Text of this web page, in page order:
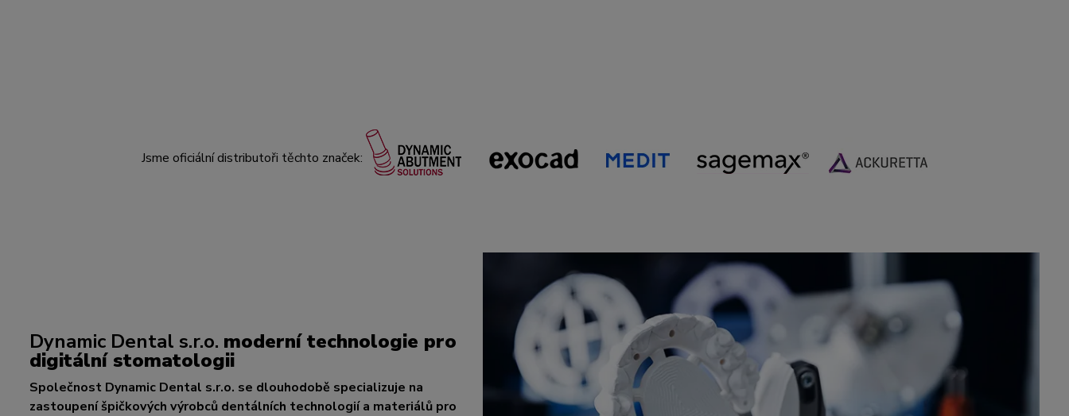
Jsme oficiální distributoři těchto značek:
Dynamic Dental s.r.o. moderní technologie pro
digitální stomatologii
Společnost Dynamic Dental s.r.o. se dlouhodobě specializuje na
zastoupení špičkových výrobců dentálních technologií a materiálů pro